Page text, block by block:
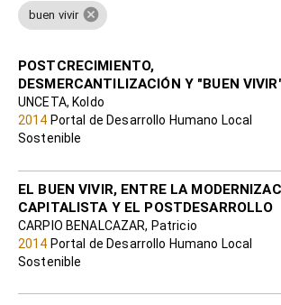
buen vivir cancel
POSTCRECIMIENTO,
DESMERCANTILIZACIÓN Y "BUEN VIVIR"
UNCETA, Koldo
2014 Portal de Desarrollo Humano Local
EL BUEN VIVIR, ENTRE LA
CAPITALISTA Y EL POSTDESARROLLO
CARPIO BENALCAZAR, Patricio
2014 Portal de Desarrollo Humano Local